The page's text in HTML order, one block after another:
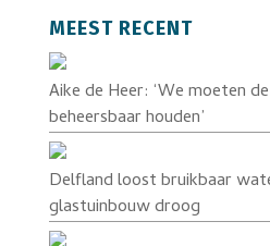
MEEST RECENT
Aike de Heer: ‘We moeten
beheersbaar houden’
Delfland loost bruikbaar
glastuinbouw droog